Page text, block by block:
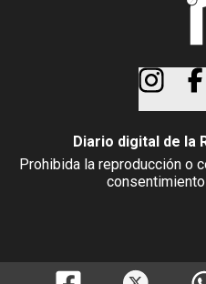
Diario digital de la
Prohibida la reproducción o